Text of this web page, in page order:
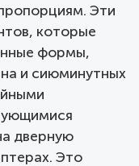
Эти
которые
формы,
и сиюминутных
дверную
Это